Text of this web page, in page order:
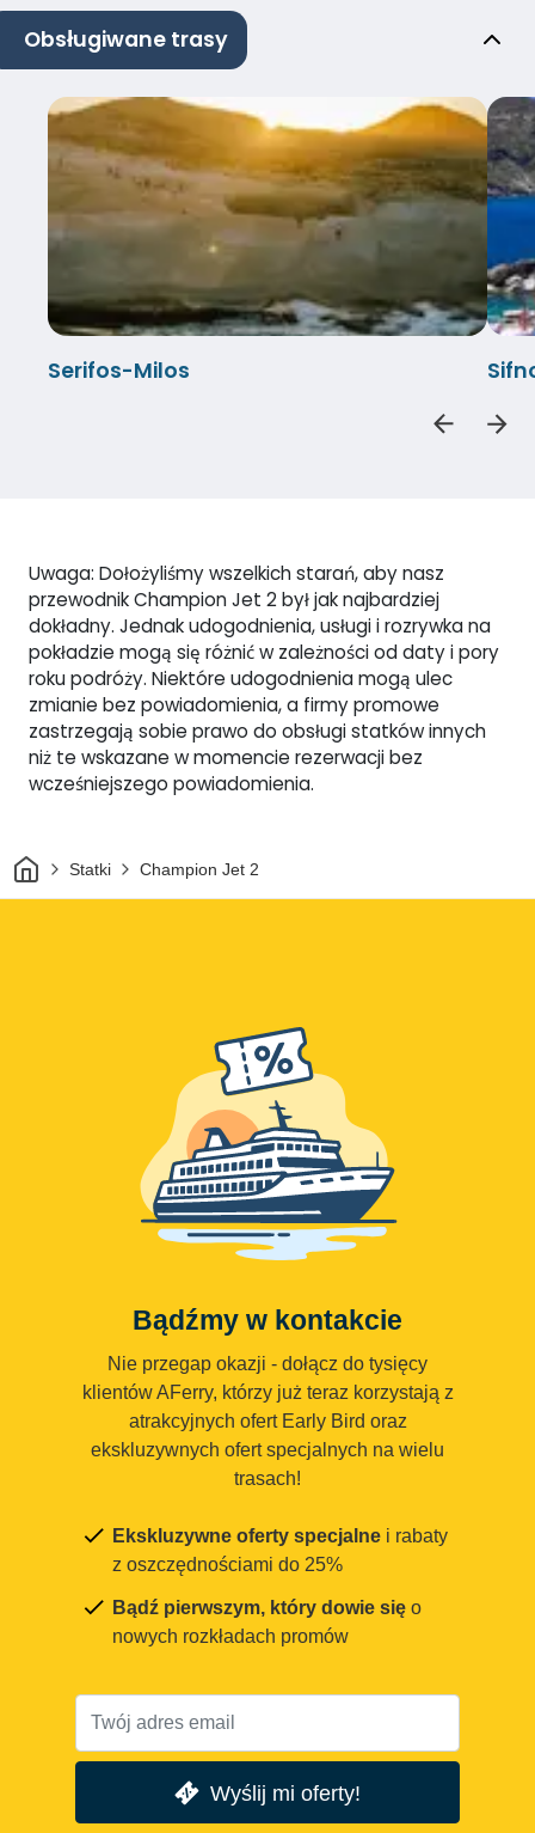
Obsługiwane trasy
Serifos-Milos
Uwaga: Dołożyliśmy wszelkich starań, aby nasz
przewodnik Champion Jet 2 był jak najbardziej
dokładny. Jednak udogodnienia, usługi i rozrywka na
pokładzie mogą się różnić w zależności od daty i pory
roku podróży. Niektóre udogodnienia mogą ulec
zmianie bez powiadomienia, a firmy promowe
zastrzegają sobie prawo do obsługi statków innych
niż te wskazane w momencie rezerwacji bez
wcześniejszego powiadomienia.
DomStatki Champion Jet 2
Bądźmy w kontakcie
Nie przegap okazji - dołącz do tysięcy
klientów AFerry, którzy już teraz korzystają z
atrakcyjnych ofert Early Bird oraz
ekskluzywnych ofert specjalnych na wielu
trasach!
Ekskluzywne oferty specjalne i rabaty
z oszczędnościami do 25%
Bądź pierwszym, który dowie się o
nowych rozkładach promów
Wyślij mi oferty!